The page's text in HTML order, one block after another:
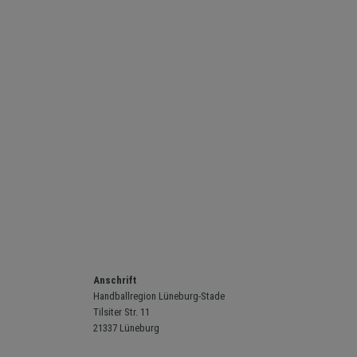
Anschrift
Handballregion Lüneburg-Stade
Tilsiter Str. 11
21337 Lüneburg